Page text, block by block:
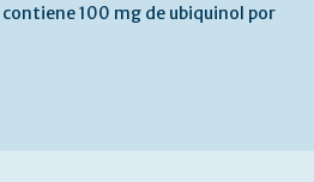
contiene 100 mg de ubiquinol por